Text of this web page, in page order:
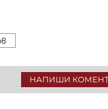
НАПИШИ